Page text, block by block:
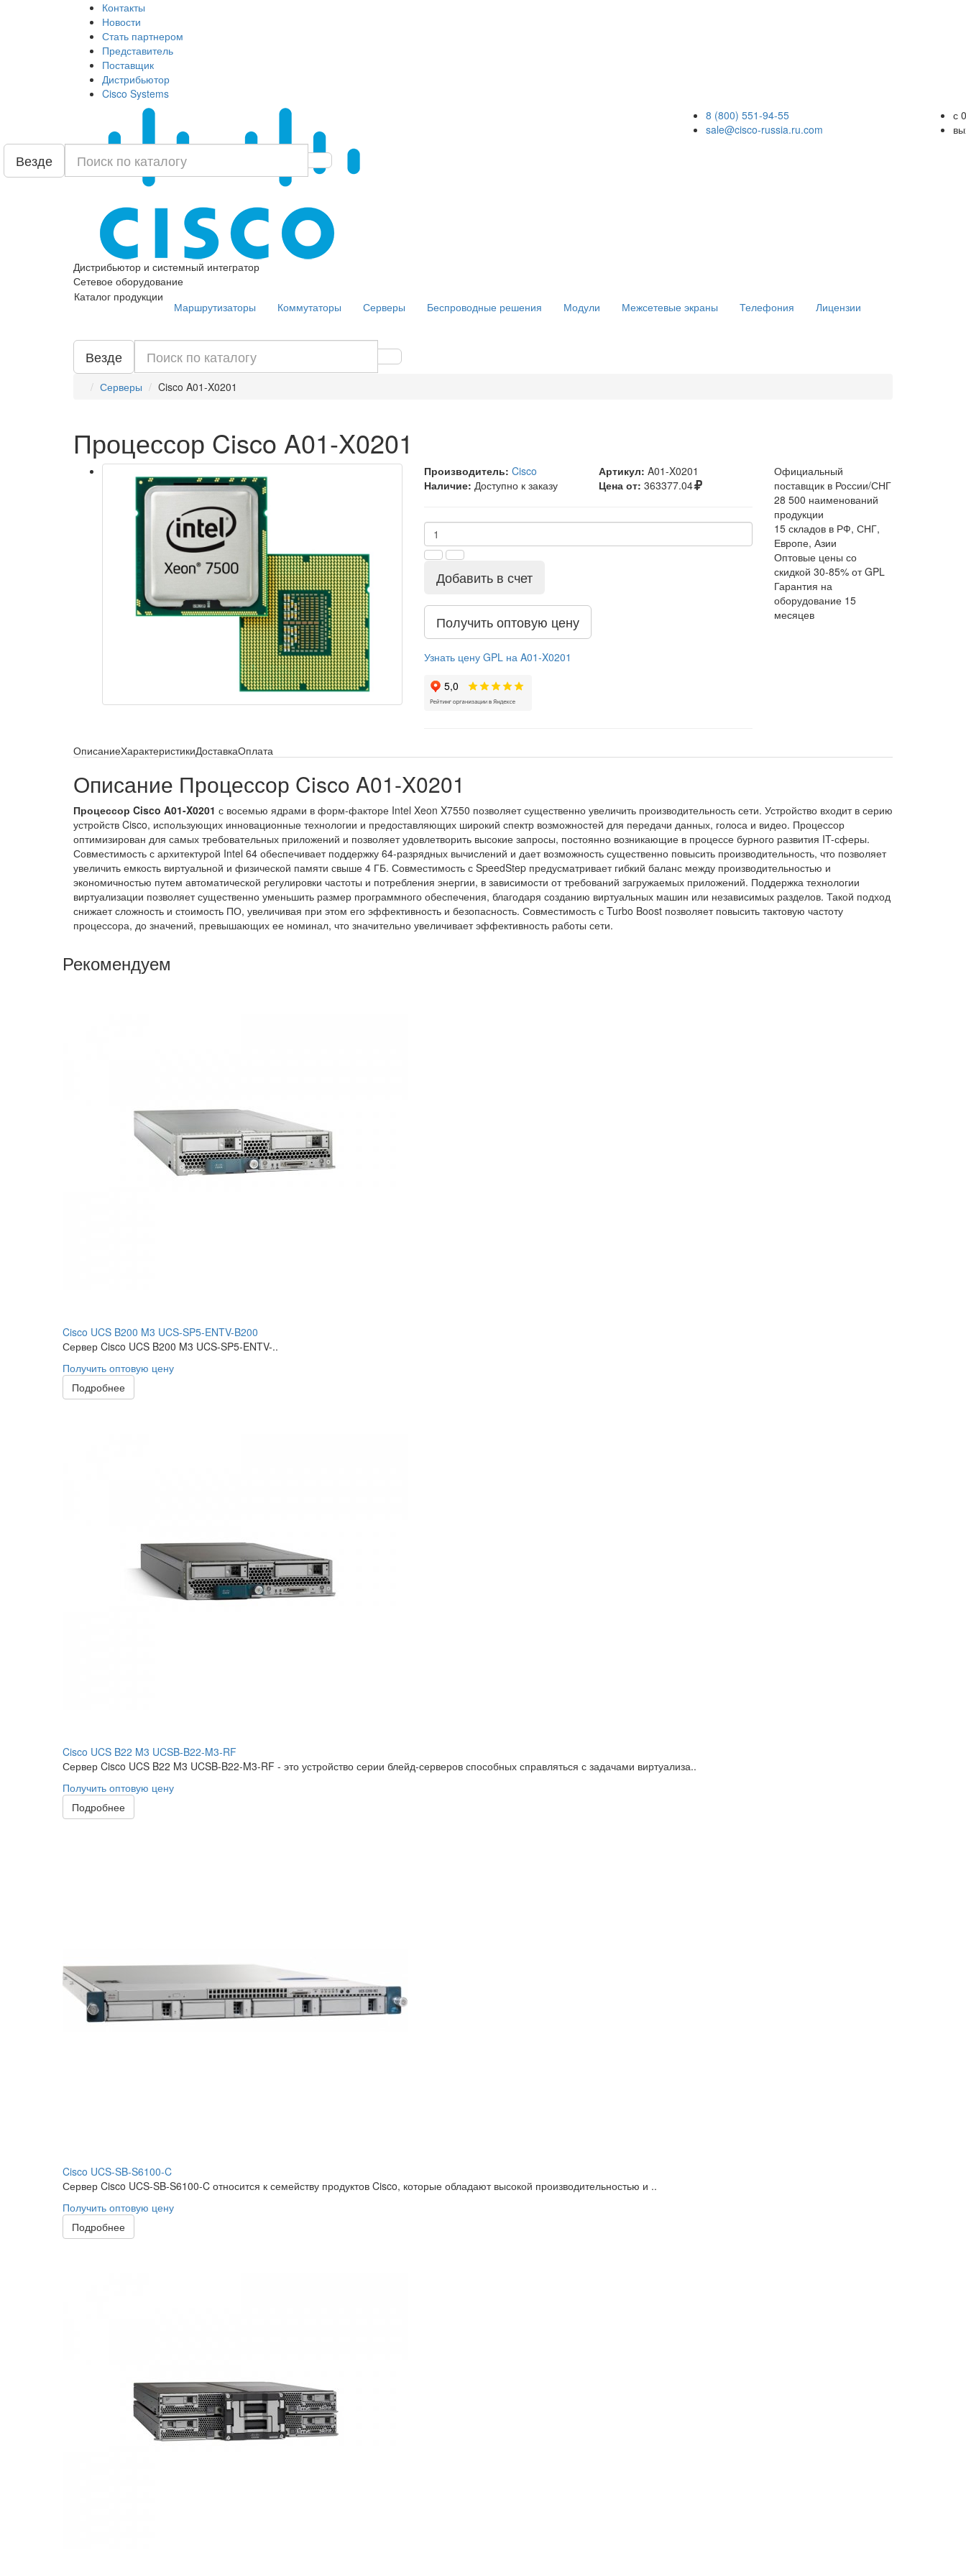
Контакты
Новости
Стать партнером
Представитель
Поставщик
Дистрибьютор
Cisco Systems
Дистрибьютор и системный интегратор
Сетевое оборудование
8 (800) 551-94-55
sale@cisco-russia.ru.com
с
Везде
Каталог продукции
Маршрутизаторы Коммутаторы Серверы Беспроводные решения Модули Межсетевые экраны Телефония Лицензии
Везде
Серверы Cisco A01-X0201
Процессор Cisco A01-X0201
Производитель: Cisco Артикул: A01-X0201
Наличие: Доступно к заказу Цена от: 363377.04
Добавить в счет
Получить оптовую цену
Узнать цену GPL на A01-X0201
Официальный
поставщик в России/СНГ
28 500 наименований
продукции
15 складов в РФ, СНГ,
Европе, Азии
Оптовые цены со
скидкой 30-85% от GPL
Гарантия на
оборудование 15
месяцев
ОписаниеХарактеристикиДоставкаОплата
Описание Процессор Cisco A01-X0201
Процессор Cisco A01-X0201 с восемью ядрами в форм-факторе Intel Xeon X7550 позволяет существенно увеличить производительность сети. Устройство входит в серию
устройств Cisco, использующих инновационные технологии и предоставляющих широкий спектр возможностей для передачи данных, голоса и видео. Процессор
оптимизирован для самых требовательных приложений и позволяет удовлетворить высокие запросы, постоянно возникающие в процессе бурного развития IT-сферы.
Совместимость с архитектурой Intel 64 обеспечивает поддержку 64-разрядных вычислений и дает возможность существенно повысить производительность, что позволяет
увеличить емкость виртуальной и физической памяти свыше 4 ГБ. Совместимость с SpeedStep предусматривает гибкий баланс между производительностью и
экономичностью путем автоматической регулировки частоты и потребления энергии, в зависимости от требований загружаемых приложений. Поддержка технологии
виртуализации позволяет существенно уменьшить размер программного обеспечения, благодаря созданию виртуальных машин или независимых разделов. Такой подход
снижает сложность и стоимость ПО, увеличивая при этом его эффективность и безопасность. Совместимость с Turbo Boost позволяет повысить тактовую частоту
процессора, до значений, превышающих ее номинал, что значительно увеличивает эффективность работы сети.
Рекомендуем
Cisco UCS B200 M3 UCS-SP5-ENTV-B200
Сервер Cisco UCS B200 M3 UCS-SP5-ENTV-..
Получить оптовую цену
Подробнее
Cisco UCS B22 M3 UCSB-B22-M3-RF
Сервер Cisco UCS B22 M3 UCSB-B22-M3-RF - это устройство серии блейд-серверов способных справляться с задачами виртуализа..
Получить оптовую цену
Подробнее
Cisco UCS-SB-S6100-C
Сервер Cisco UCS-SB-S6100-C относится к семейству продуктов Cisco, которые обладают высокой производительностью и ..
Получить оптовую цену
Подробнее